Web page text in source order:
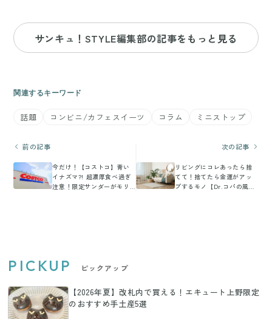
サンキュ！STYLE編集部の記事をもっと見る
関連するキーワード
話題 コンビニ/カフェスイーツ コラム ミニストップ
前の記事
今だけ！【コストコ】青い
イナズマ?! 超濃厚食べ過ぎ
注意！限定サンダーがモリ
次の記事
リビングにコレあったら捨
てて！捨てたら金運がアッ
プするモノ【Dr.コパの風水
PICKUP ピックアップ
【2026年夏】改札内で買える！エキュート上野限定
のおすすめ手土産5選